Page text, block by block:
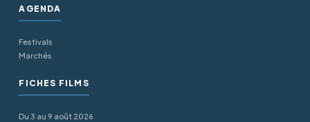
AGENDA
Festivals
Marchés
FICHES FILMS
Du 3 au 9 août 2026